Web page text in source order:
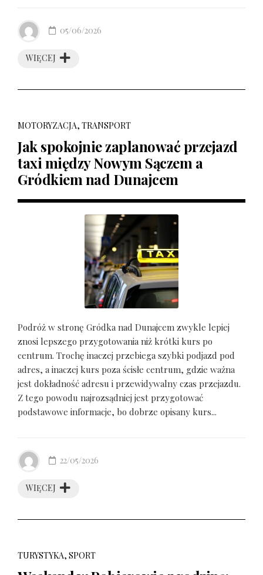
WIĘCEJ
05/06/2026
MOTORYZACJA, TRANSPORT
Jak spokojnie zaplanować przejazd
taxi między Nowym Sączem a
Gródkiem nad Dunajcem
Podróż w stronę Gródka nad Dunajcem zwykle lepiej
znosi lepszego przygotowania niż krótki kurs po
centrum. Trochę inaczej przebiega szybki podjazd pod
adres, a inaczej kurs poza ścisłe centrum, gdzie ważna
jest dokładność adresu i przewidywalny czas przejazdu.
Z tego powodu najrozsądniej jest przygotować
podstawowe informacje, bo dobrze opisany kurs...
WIĘCEJ
22/05/2026
TURYSTYKA, SPORT